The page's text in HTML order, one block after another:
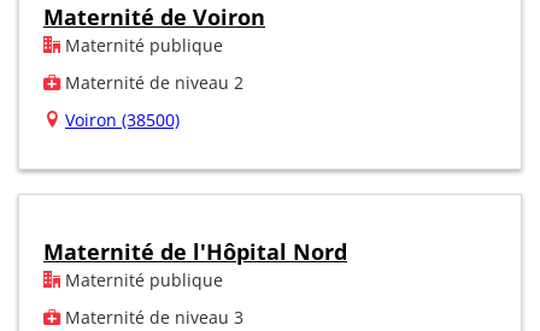
Maternité de Voiron
Maternité publique
Maternité de niveau 2
Voiron (38500)
Maternité de l'Hôpital Nord
Maternité publique
Maternité de niveau 3